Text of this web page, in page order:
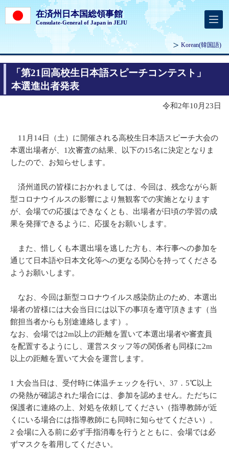
在済州日本国総領事館
Consulate-General of Japan in JEJU
Korean(韓国語)
「第21回高校生日本語スピーチコンテスト」
本選進出者発表
令和2年10月23日
11月14日（土）に開催される高校生日本語スピーチ大会の
本選出場者が、1次審査の結果、以下の15名に決定となりま
したので、お知らせします。
済州道民の皆様におかれましては、今回は、残念ながら新
型コロナウイルスの影響により無観客での実施となります
が、会場での応援はできなくとも、出場者が日頃の学習の成
果を発揮できるように、応援をお願いします。
また、惜しくも本選出場を逃した方も、本行事への参加を
通じて日本語や日本文化等への更なる関心を持ってくださる
ようお願いします。
なお、今回は新型コロナウイルス感染防止のため、本選出
場者の皆様には大会当日には以下の事項を遵守頂きます（当
館担当者からも別途連絡します）。
なお、会場では2m以上の距離を置いて本選出場者や審査員
を配置するようにし、運営スタッフ等の関係者も同様に2m
以上の距離を置いて大会を運営します。
1 大会当日は、受付時に体温チェックを行い、37．5℃以上
の発熱が確認された場合には、参加を認めません。ただちに
保護者に連絡の上、対処を依頼してください（指導教師が近
くにいる場合には指導教師にも同時に知らせてください）。
2 会場に入る前に必ず手指消毒を行うとともに、会場では必
ずマスクを着用してください。